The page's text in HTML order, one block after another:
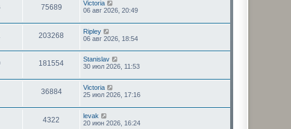
75689
Victoria
06 авг 2026, 20:49
203268
Ripley
06 авг 2026, 18:54
181554
Stanislav
30 июл 2026, 11:53
36884
Victoria
25 июл 2026, 17:16
4322
levak
20 июн 2026, 16:24